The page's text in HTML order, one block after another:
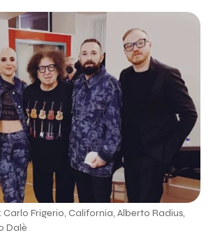
Frigerio, California, Alberto Radius,
Dalè